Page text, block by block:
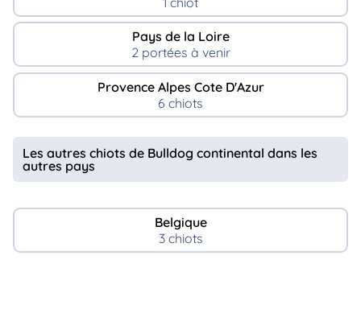
Pays de la Loire
2 portées à venir
Provence Alpes Cote D'Azur
6 chiots
Les autres chiots de Bulldog continental dans les
autres pays
Belgique
3 chiots